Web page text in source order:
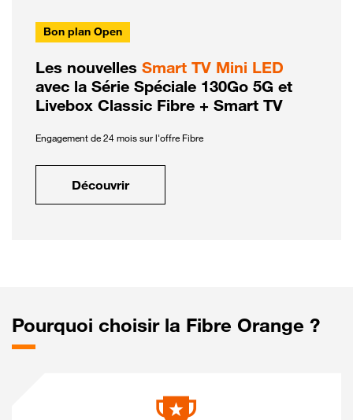
Bon plan Open
Les nouvelles Smart TV Mini LED
avec la Série Spéciale 130Go 5G et
Livebox Classic Fibre + Smart TV
Engagement de 24 mois sur l'offre Fibre
Découvrir
Pourquoi choisir la Fibre Orange ?